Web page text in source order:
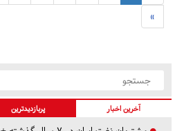
»
آخرین اخبار پربازدیدترین